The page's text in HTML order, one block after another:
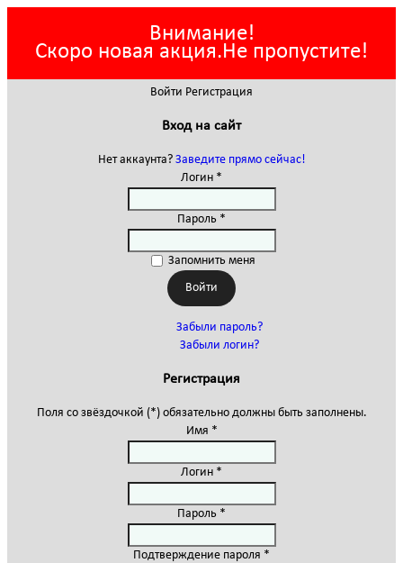
Внимание!
Скоро новая акция.Не пропустите!
Войти Регистрация
Вход на сайт
Нет аккаунта? Заведите прямо сейчас!
Логин *
Пароль *
Запомнить меня
Забыли пароль?
Забыли логин?
Регистрация
Поля со звёздочкой (*) обязательно должны быть заполнены.
Имя *
Логин *
Пароль *
Подтверждение пароля *